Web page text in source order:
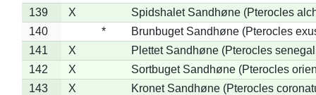
139
X
Spidshalet Sandhøne (Pterocles
140
*
Brunbuget Sandhøne (Pterocles
141
X
Plettet Sandhøne (Pterocles
142
X
Sortbuget Sandhøne (Pterocles
143
X
Kronet Sandhøne (Pterocles